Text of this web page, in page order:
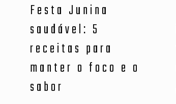
Festa Junina
saudável: 5
receitas para
manter o foco e o
sabor